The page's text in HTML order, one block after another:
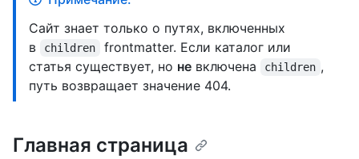
Сайт знает только о путях, включенных
в
children
frontmatter. Если каталог или
статья существует, но не включена children ,
путь возвращает значение 404.
Главная страница